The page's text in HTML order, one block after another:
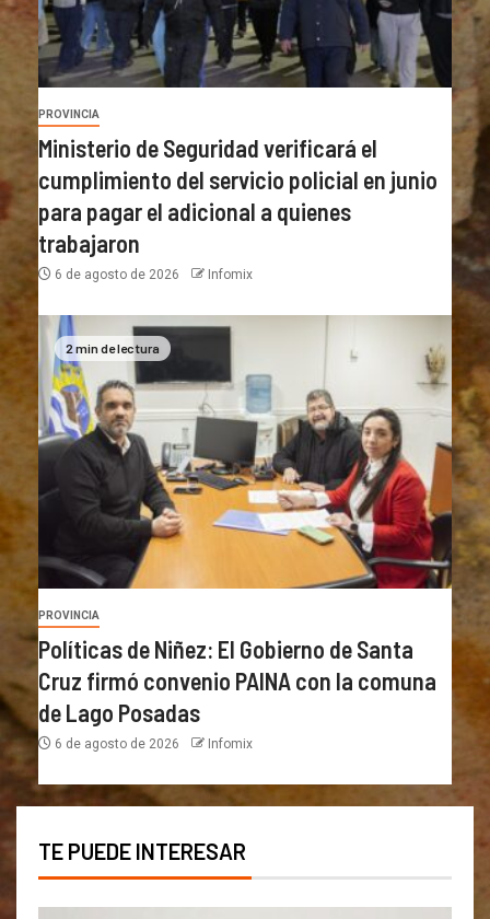
PROVINCIA
Ministerio de Seguridad verificará el
cumplimiento del servicio policial en junio
para pagar el adicional a quienes
trabajaron
6 de agosto de 2026 Infomix
2 min de lectura
PROVINCIA
Políticas de Niñez: El Gobierno de Santa
Cruz firmó convenio PAINA con la comuna
de Lago Posadas
6 de agosto de 2026 Infomix
TE PUEDE INTERESAR